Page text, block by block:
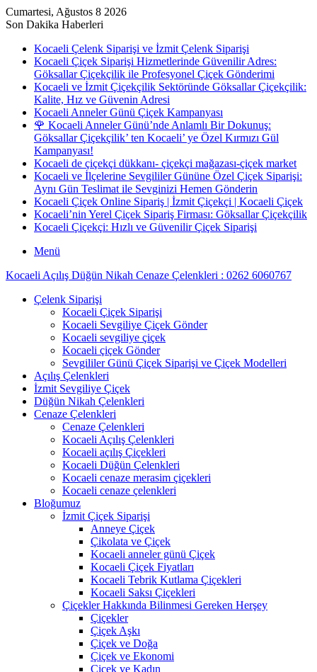
Cumartesi, Ağustos 8 2026
Son Dakika Haberleri
Kocaeli Çelenk Siparişi ve İzmit Çelenk Siparişi
Kocaeli Çiçek Siparişi Hizmetlerinde Güvenilir Adres:
Göksallar Çiçekçilik ile Profesyonel Çiçek Gönderimi
Kocaeli ve İzmit Çiçekçilik Sektöründe Göksallar Çiçekçilik:
Kalite, Hız ve Güvenin Adresi
Kocaeli Anneler Günü Çiçek Kampanyası
🌹 Kocaeli Anneler Günü’nde Anlamlı Bir Dokunuş:
Göksallar Çiçekçilik’ ten Kocaeli’ ye Özel Kırmızı Gül
Kampanyası!
Kocaeli de çiçekçi dükkanı- çiçekçi mağazası-çiçek market
Kocaeli ve İlçelerine Sevgililer Gününe Özel Çiçek Siparişi:
Aynı Gün Teslimat ile Sevginizi Hemen Gönderin
Kocaeli Çiçek Online Sipariş | İzmit Çiçekçi | Kocaeli Çiçek
Kocaeli’nin Yerel Çiçek Sipariş Firması: Göksallar Çiçekçilik
Kocaeli Çiçekçi: Hızlı ve Güvenilir Çiçek Siparişi
Menü
Kocaeli Açılış Düğün Nikah Cenaze Çelenkleri : 0262 6060767
Çelenk Siparişi
Kocaeli Çiçek Siparişi
Kocaeli Sevgiliye Çiçek Gönder
Kocaeli sevgiliye çiçek
Kocaeli çiçek Gönder
Sevgililer Günü Çiçek Siparişi ve Çiçek Modelleri
Açılış Çelenkleri
İzmit Sevgiliye Çiçek
Düğün Nikah Çelenkleri
Cenaze Çelenkleri
Cenaze Çelenkleri
Kocaeli Açılış Çelenkleri
Kocaeli açılış Çiçekleri
Kocaeli Düğün Çelenkleri
Kocaeli cenaze merasim çiçekleri
Kocaeli cenaze çelenkleri
Bloğumuz
İzmit Çiçek Siparişi
Anneye Çiçek
Çikolata ve Çiçek
Kocaeli anneler günü Çiçek
Kocaeli Çiçek Fiyatları
Kocaeli Tebrik Kutlama Çiçekleri
Kocaeli Saksı Çiçekleri
Çiçekler Hakkında Bilinmesi Gereken Herşey
Çiçekler
Çiçek Aşkı
Çiçek ve Doğa
Çiçek ve Ekonomi
Çiçek ve Kadın